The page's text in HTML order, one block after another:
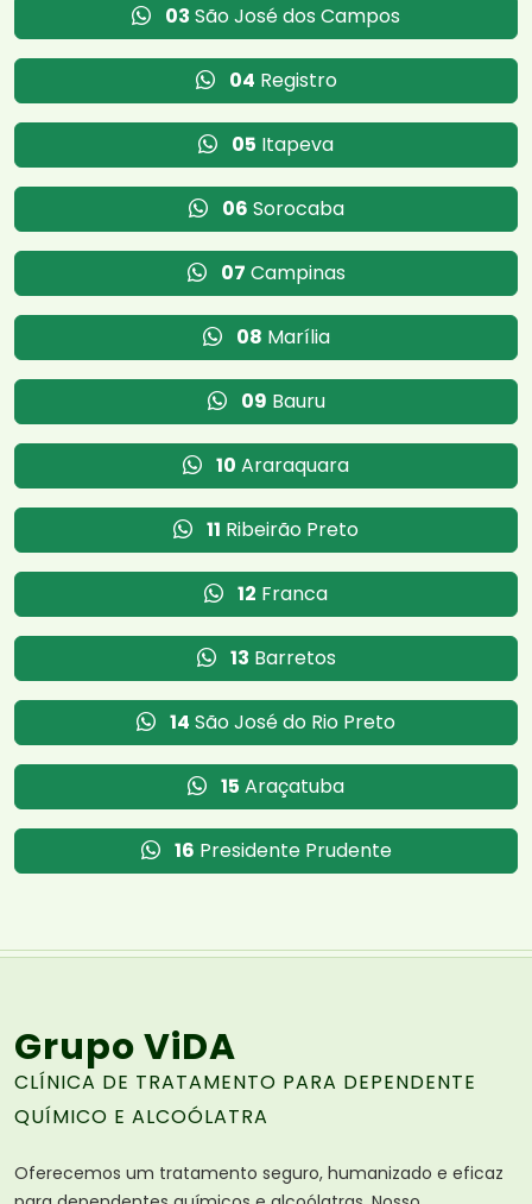
03 São José dos Campos
04 Registro
05 Itapeva
06 Sorocaba
07 Campinas
08 Marília
09 Bauru
10 Araraquara
11 Ribeirão Preto
12 Franca
13 Barretos
14 São José do Rio Preto
15 Araçatuba
16 Presidente Prudente
Grupo ViDA
CLÍNICA DE TRATAMENTO PARA DEPENDENTE
QUÍMICO E ALCOÓLATRA
Oferecemos um tratamento seguro, humanizado e eficaz